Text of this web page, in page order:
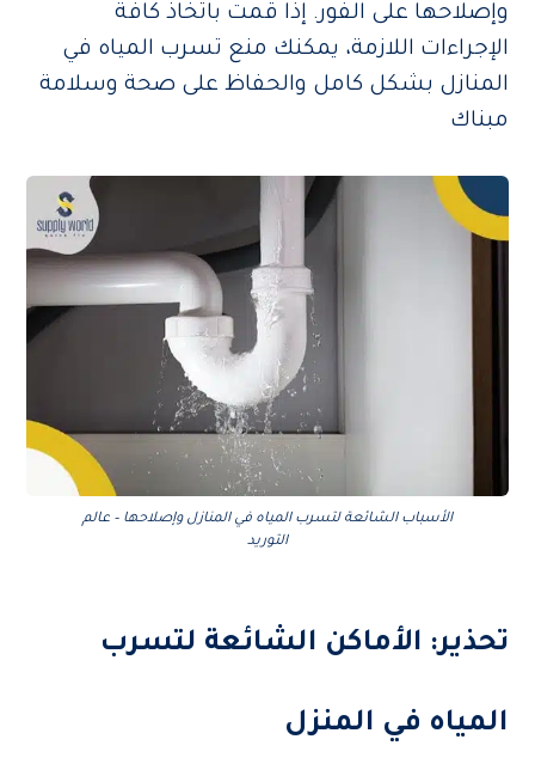
وإصلاحها على الفور. إذا قمت باتخاذ كافة
الإجراءات اللازمة، يمكنك منع تسرب المياه في
المنازل بشكل كامل والحفاظ على صحة وسلامة
مبناك
الأسباب الشائعة لتسرب المياه في المنازل وإصلاحها – عالم
التوريد
تحذير: الأماكن الشائعة لتسرب
المياه في المنزل